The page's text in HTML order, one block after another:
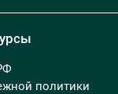
политики